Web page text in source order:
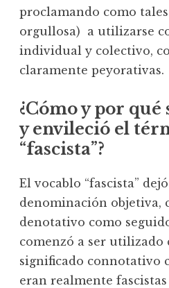
proclamando como
orgullosa) a utilizarse
individual y colectivo,
claramente peyorativas.
¿Cómo y por
y envileció el
“fascista”?
El vocablo “fascista”
denominación objetiva,
denotativo como
comenzó a ser
significado connotativo
eran realmente